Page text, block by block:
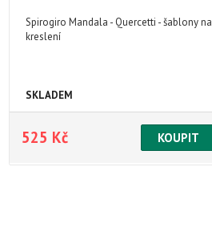
Spirogiro Mandala - Quercetti - šablony na
kreslení
SKLADEM
525 Kč